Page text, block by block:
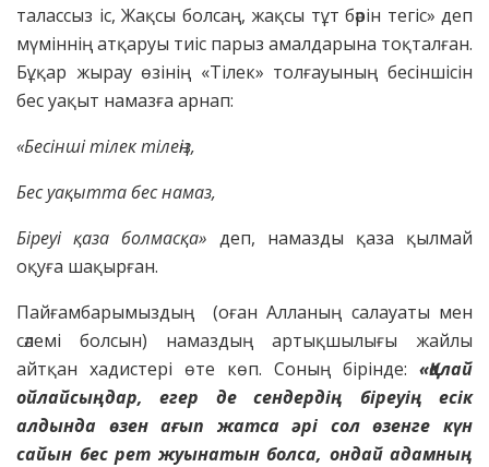
талассыз іс, Жақсы болсаң, жақсы тұт бәрін тегіс» деп
мүміннің атқаруы тиіс парыз амалдарына тоқталған.
Бұқар жырау өзінің «Тілек» толғауының бесіншісін
бес уақыт намазға арнап:
«Бесінші тілек тілеңіз,
Бес уақытта бес намаз,
Біреуі қаза болмасқа» деп, намазды қаза қылмай
оқуға шақырған.
Пайғамбарымыздың (оған Алланың салауаты мен
сәлемі болсын) намаздың артықшылығы жайлы
айтқан хадистері өте көп. Соның бірінде: «Қалай
ойлайсыңдар, егер де сендердің біреуің есік
алдында өзен ағып жатса әрі сол өзенге күн
сайын бес рет жуынатын болса, ондай адамның